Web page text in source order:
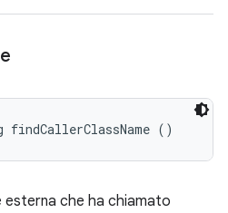
()
esterna che ha chiamato